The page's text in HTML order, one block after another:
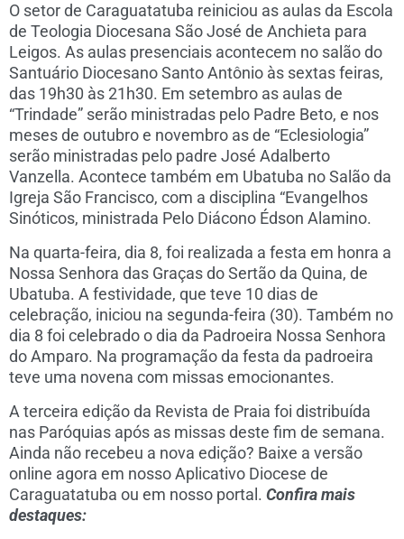
O setor de Caraguatatuba reiniciou as aulas da Escola
de Teologia Diocesana São José de Anchieta para
Leigos. As aulas presenciais acontecem no salão do
Santuário Diocesano Santo Antônio às sextas feiras,
das 19h30 às 21h30. Em setembro as aulas de
“Trindade” serão ministradas pelo Padre Beto, e nos
meses de outubro e novembro as de “Eclesiologia”
serão ministradas pelo padre José Adalberto
Vanzella. Acontece também em Ubatuba no Salão da
Igreja São Francisco, com a disciplina “Evangelhos
Sinóticos, ministrada Pelo Diácono Édson Alamino.
Na quarta-feira, dia 8, foi realizada a festa em honra a
Nossa Senhora das Graças do Sertão da Quina, de
Ubatuba. A festividade, que teve 10 dias de
celebração, iniciou na segunda-feira (30). Também no
dia 8 foi celebrado o dia da Padroeira Nossa Senhora
do Amparo. Na programação da festa da padroeira
teve uma novena com missas emocionantes.
A terceira edição da Revista de Praia foi distribuída
nas Paróquias após as missas deste fim de semana.
Ainda não recebeu a nova edição? Baixe a versão
online agora em nosso Aplicativo Diocese de
Caraguatatuba ou em nosso portal. Confira mais
destaques: